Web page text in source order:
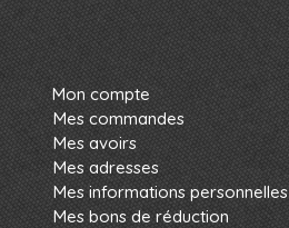
Mon compte
Mes commandes
Mes avoirs
Mes adresses
Mes informations personnelles
Mes bons de réduction